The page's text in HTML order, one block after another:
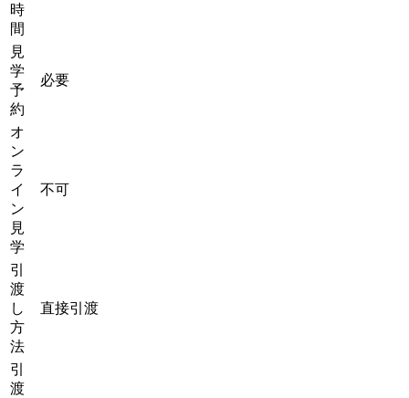
時
間
見
学
予
約
必要
オ
ン
ラ
イ
ン
見
学
不可
引
渡
し
方
法
直接引渡
引
渡